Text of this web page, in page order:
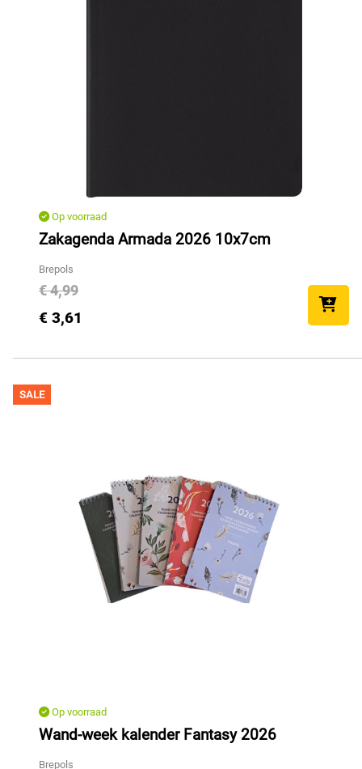
Op voorraad
Zakagenda Armada 2026 10x7cm
Brepols
€ 4,99
€ 3,61
SALE
Op voorraad
Wand-week kalender Fantasy 2026
Brepols